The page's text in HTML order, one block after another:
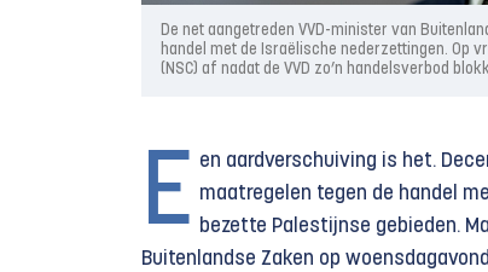
De net aangetreden VVD-minister van
handel met de Israëlische nederzettingen. Op
(NSC) af nadat de VVD zo’n handelsverbod
E en aardverschuiving is het.
maatregelen tegen de handel
bezette Palestijnse gebieden.
Buitenlandse Zaken op